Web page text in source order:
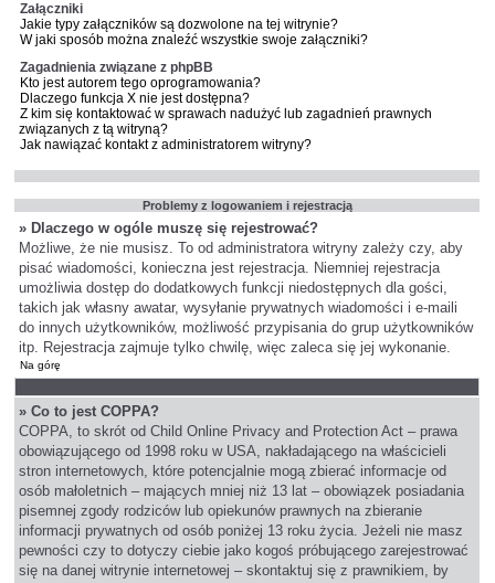
Załączniki
Jakie typy załączników są dozwolone na tej witrynie?
W jaki sposób można znaleźć wszystkie swoje załączniki?
Zagadnienia związane z phpBB
Kto jest autorem tego oprogramowania?
Dlaczego funkcja X nie jest dostępna?
Z kim się kontaktować w sprawach nadużyć lub zagadnień prawnych
związanych z tą witryną?
Jak nawiązać kontakt z administratorem witryny?
Problemy z logowaniem i rejestracją
» Dlaczego w ogóle muszę się rejestrować?
Możliwe, że nie musisz. To od administratora witryny zależy czy, aby
pisać wiadomości, konieczna jest rejestracja. Niemniej rejestracja
umożliwia dostęp do dodatkowych funkcji niedostępnych dla gości,
takich jak własny awatar, wysyłanie prywatnych wiadomości i e-maili
do innych użytkowników, możliwość przypisania do grup użytkowników
itp. Rejestracja zajmuje tylko chwilę, więc zaleca się jej wykonanie.
Na górę
» Co to jest COPPA?
COPPA, to skrót od Child Online Privacy and Protection Act – prawa
obowiązującego od 1998 roku w USA, nakładającego na właścicieli
stron internetowych, które potencjalnie mogą zbierać informacje od
osób małoletnich – mających mniej niż 13 lat – obowiązek posiadania
pisemnej zgody rodziców lub opiekunów prawnych na zbieranie
informacji prywatnych od osób poniżej 13 roku życia. Jeżeli nie masz
pewności czy to dotyczy ciebie jako kogoś próbującego zarejestrować
się na danej witrynie internetowej – skontaktuj się z prawnikiem, by